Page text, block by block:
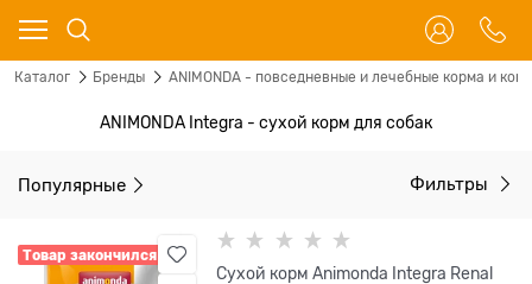
Каталог Бренды ANIMONDA - повседневные и лечебные корма и
ANIMONDA Integra - сухой корм для собак
Популярные Фильтры
Товар закончился
Сухой корм Animonda Integra Renal